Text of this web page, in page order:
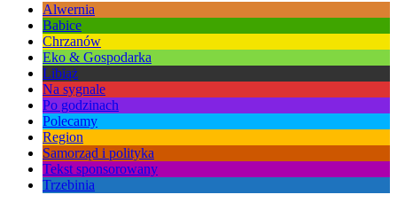
Alwernia
Babice
Chrzanów
Eko & Gospodarka
Libiąż
Na sygnale
Po godzinach
Polecamy
Region
Samorząd i polityka
Tekst sponsorowany
Trzebinia